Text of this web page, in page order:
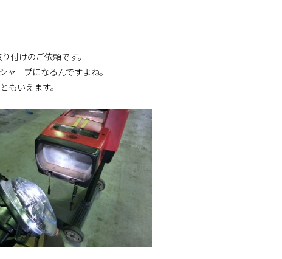
付けのご依頼です。
ープになるんですよね。
もいえます。